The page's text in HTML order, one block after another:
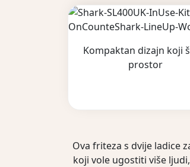
Kompaktan dizajn koji
prostor
Ova friteza s dvije ladice
koji vole ugostiti više